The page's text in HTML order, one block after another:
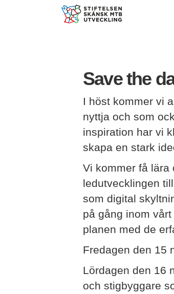
Save the
I höst kommer vi
nyttja och som
inspiration har vi
skapa en stark
Vi kommer få lära
ledutvecklingen
som digital
på gång inom
planen med de
Fredagen den 15
Lördagen den 16
och stigbyggare